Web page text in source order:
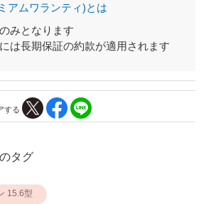
アムワランティ)とは
みとなります
は長期保証の約款が適用されます
する
タグ
15.6型